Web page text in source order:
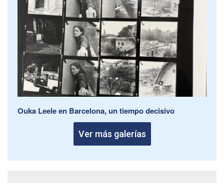
Ouka Leele en Barcelona, un tiempo decisivo
Ver más galerías